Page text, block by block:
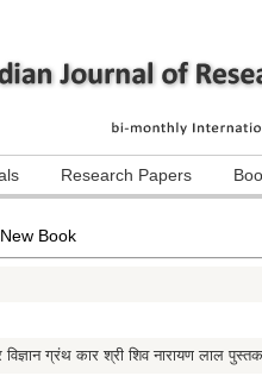
Research Papers
New Book
विज्ञान ग्रंथ कार श्री शिव नारायण